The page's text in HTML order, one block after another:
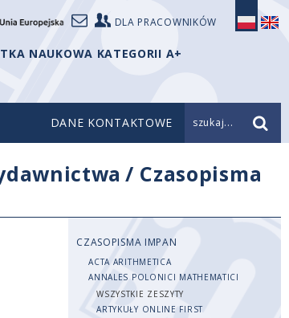
DLA PRACOWNIKÓW
NAUKOWA KATEGORII A+
DANE KONTAKTOWE szukaj...
/ Czasopisma
CZASOPISMA IMPAN
ACTA ARITHMETICA
ANNALES POLONICI MATHEMATICI
WSZYSTKIE ZESZYTY
ARTYKUŁY ONLINE FIRST